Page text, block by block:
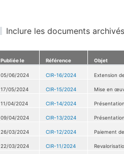
Inclure les documents archivés
Publiée le Référence Objet
05/06/2024 CIR-16/2024 Extension
17/05/2024 CIR-15/2024 Mise en
11/04/2024 CIR-14/2024
09/04/2024 CIR-13/2024
26/03/2024 CIR-12/2024 Paiement
22/03/2024 CIR-11/2024